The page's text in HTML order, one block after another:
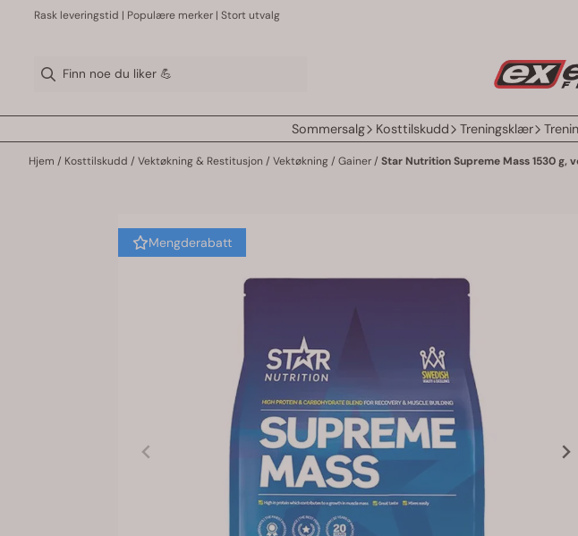
Hopp til innhold
Rask leveringstid | Populære merker | Stort utvalg
Sommersalg Kosttilskudd Treningsklær
Hjem / Kosttilskudd / Vektøkning & Restitusjon / Vektøkning / Gainer/ Star Nutrition Supreme Mass 1530 g,
Mengderabatt